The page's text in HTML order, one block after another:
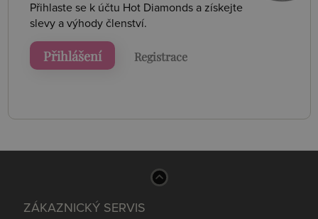
Přihlaste se k účtu Hot Diamonds a získejte
slevy a výhody členství.
Přihlášení Registrace
ZÁKAZNICKÝ SERVIS